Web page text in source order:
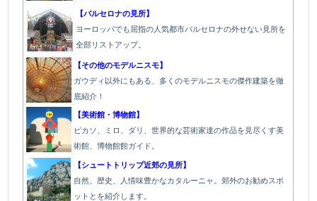
【バルセロナの見所】
ヨーロッパでも屈指の人気都市バルセロナの外せない見所を
全部リストアップ。
【その他のモデルニスモ】
ガウディ以外にもある、多くのモデルニスモの傑作建築を徹
底紹介！
【美術館・博物館】
ピカソ、ミロ、ダリ、世界的な芸術家達の作品を見尽くす美
術館、博物館館ガイド。
【シュートトリップ近郊の見所】
自然、歴史、人情味豊かなカタルーニャ。郊外のお勧めスポ
ットとを紹介します。